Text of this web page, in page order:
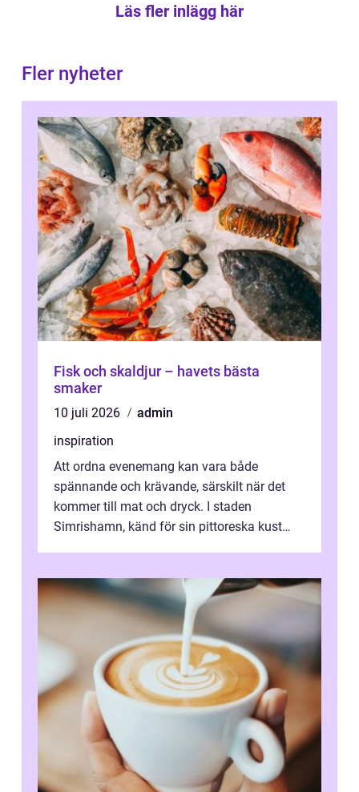
Läs fler inlägg här
Fler nyheter
Fisk och skaldjur – havets bästa
smaker
10 juli 2026
admin
inspiration
Att ordna evenemang kan vara både
spännande och krävande, särskilt när det
kommer till mat och dryck. I staden
Simrishamn, känd för sin pittoreska kust